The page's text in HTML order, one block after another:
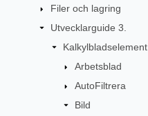
Filer och lagring
Utvecklarguide 3.
Kalkylbladselement
Arbetsblad
AutoFiltrera
Bild